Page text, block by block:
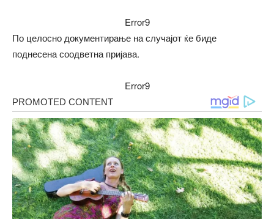
Error9
По целосно документирање на случајот ќе биде
поднесена соодветна пријава.
Error9